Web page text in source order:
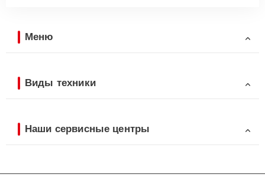
Меню
Виды техники
Наши сервисные центры